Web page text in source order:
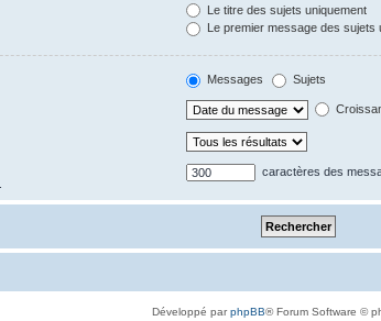
Le titre des sujets uniquement
Le premier message des sujets
Messages Sujets
caractères des
Développé parphpBB® Forum Software ©